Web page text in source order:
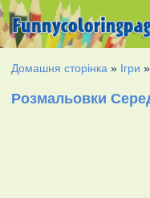
Домашня сторінка » Ігри
Розмальовки